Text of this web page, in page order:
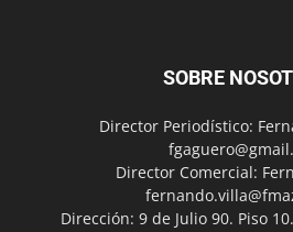
SOBRE
Director Periodístico:
Director Comercial:
Dirección: 9 de Julio 90. Piso